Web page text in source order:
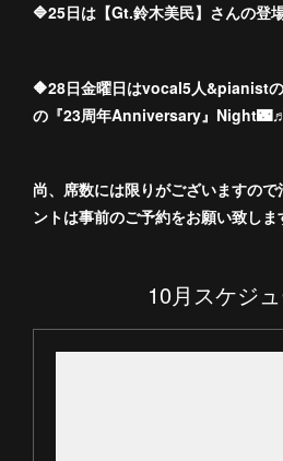
🔷25日は【Gt.鈴木美民】さんの登
🔶28日金曜日はvocal5人&pianist
の『23周年Anniversary』
尚、席数には限りがございますの
ントは事前のご予約をお願い致しま
10月スケジ